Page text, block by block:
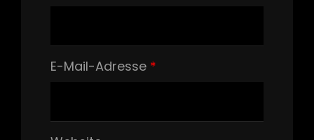
E-Mail-Adresse *